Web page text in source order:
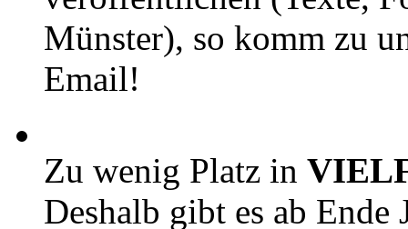
Münster), so komm zu
Email!
Zu wenig Platz in
Deshalb gibt es ab Ende